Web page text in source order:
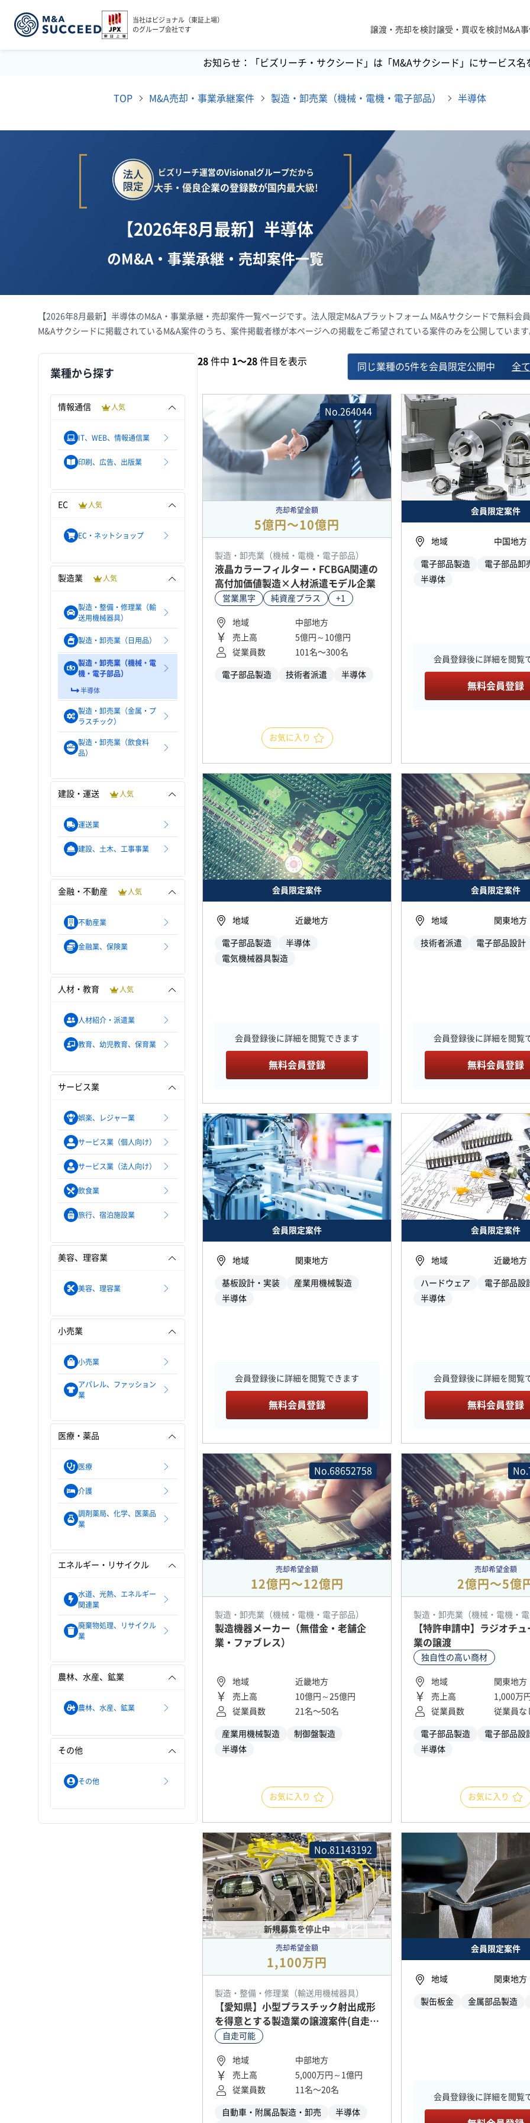
当社はビジョナル（東証上場）
のグループ会社です
譲渡・売却を検討譲受・買収を検討M&A
お知らせ：「ビズリーチ・サクシード」は「M&Aサクシード」にサービス名
TOP M&A売却・事業承継案件 製造・卸売業（機械・電機・電子部品） 半導体
ビズリーチ運営のVisionalグループだから
大手・優良企業の登録数が国内最大級!
【2026年8月最新】半導体
のM&A・事業承継・売却案件一覧
【2026年8月最新】半導体のM&A・事業承継・売却案件一覧ページです。法人限定M&Aプラットフォーム M&Aサクシードで無料会
M&Aサクシードに掲載されているM&A案件のうち、案件掲載者様が本ページへの掲載をご希望されている案件のみを公開していま
業種から探す
情報通信 人気
IT、WEB、情報通信業
印刷、広告、出版業
EC 人気
EC・ネットショップ
製造業 人気
製造・整備・修理業（輸
送用機械器具）
製造・卸売業（日用品）
製造・卸売業（機械・電
機・電子部品）
半導体
製造・卸売業（金属・プ
ラスチック）
製造・卸売業（飲食料
品）
建設・運送 人気
運送業
建設、土木、工事事業
金融・不動産 人気
不動産業
金融業、保険業
人材・教育 人気
人材紹介・派遣業
教育、幼児教育、保育業
サービス業
娯楽、レジャー業
サービス業（個人向け）
サービス業（法人向け）
飲食業
旅行、宿泊施設業
美容、理容業
美容、理容業
小売業
小売業
アパレル、ファッション
業
医療・薬品
医療
介護
調剤薬局、化学、医薬品
業
エネルギー・リサイクル
水道、光熱、エネルギー
関連業
廃棄物処理、リサイクル
業
農林、水産、鉱業
農林、水産、鉱業
その他
その他
28 件中 1〜28 件目を表示
同じ業種の5件を会員限定公開中 全
No.264044
売却希望金額
5億円〜10億円
製造・卸売業（機械・電機・電子部品）
液晶カラーフィルター・FCBGA関連の
高付加価値製造×人材派遣モデル企業
営業黒字 純資産プラス +1
地域
中部地方
売上高
5億円～10億円
従業員数
101名〜300名
電子部品製造 技術者派遣 半導体
お気に入り
会員限定案件
地域 中国地方
電子部品製造
電子部品卸
半導体
会員登録後に詳細を閲覧
無料会員登録
会員限定案件
地域 近畿地方
電子部品製造
半導体
電気機械器具製造
会員登録後に詳細を閲覧できます
無料会員登録
会員限定案件
地域 関東地方
技術者派遣 電子部品設計
会員登録後に詳細を閲覧
無料会員登録
会員限定案件
地域 関東地方
基板設計・実装
産業用機械製造
半導体
会員登録後に詳細を閲覧できます
無料会員登録
会員限定案件
地域 近畿地方
ハードウェア
電子部品設
半導体
会員登録後に詳細を閲覧
無料会員登録
No.68652758
売却希望金額
12億円〜12億円
製造・卸売業（機械・電機・電子部品）
製造機器メーカー（無借金・老舗企
業・ファブレス）
地域
近畿地方
売上高
10億円～25億円
従業員数
21名〜50名
産業用機械製造
制御盤製造
半導体
お気に入り
売却希望金額
2億円〜5億
製造・卸売業（機械・電機・
【特許申請中】ラジオチ
業の譲渡
独自性の高い商材
地域
関東地方
売上高
1,000万
従業員数
従業員な
電子部品製造
電子部品設
半導体
お気に入り
新規募集を停止中
No.81143192
売却希望金額
1,100万円
製造・整備・修理業（輸送用機械器具）
【愛知県】小型プラスチック射出成形
を得意とする製造業の譲渡案件(自走可
能)自走可能
地域
中部地方
売上高
5,000万円～1億円
従業員数
11名〜20名
自動車・附属品製造・卸売 半導体
会員限定案件
地域 関東地方
製缶板金 金属部品製造
会員登録後に詳細を閲覧